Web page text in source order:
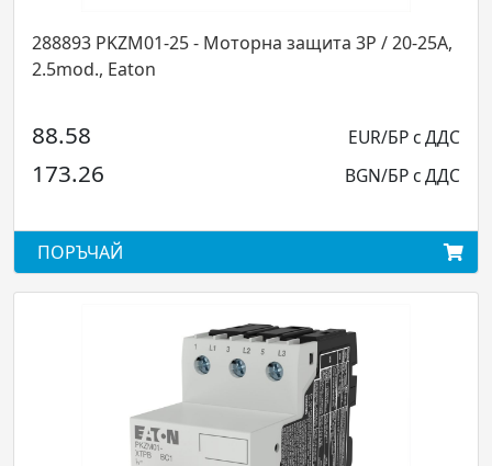
3P / 20-25A,
283390 PKZM01-16 - Моторна защита
59.54
116.46